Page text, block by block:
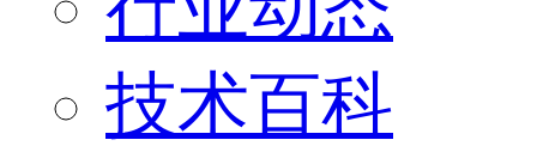
技术百科